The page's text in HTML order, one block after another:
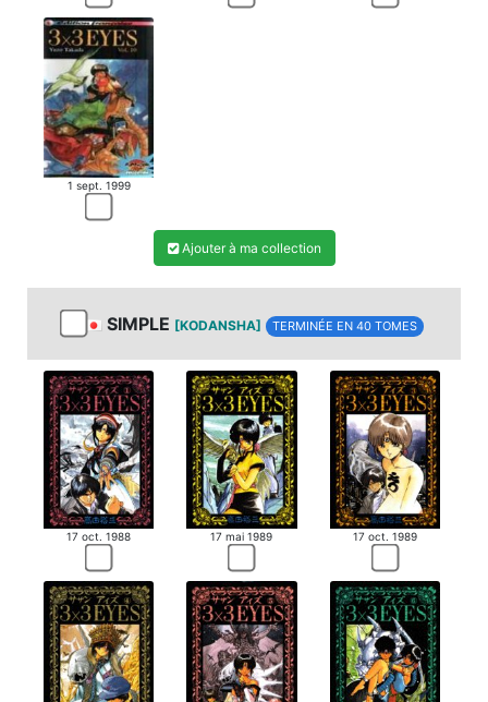
1 sept. 1999
Ajouter à ma collection
SIMPLE [KODANSHA] TERMINÉE EN 40 TOMES
17 oct. 1988 17 mai 1989 17 oct. 1989